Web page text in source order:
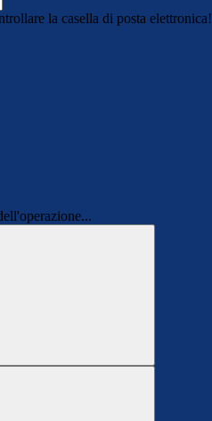
la casella di posta elettronica!